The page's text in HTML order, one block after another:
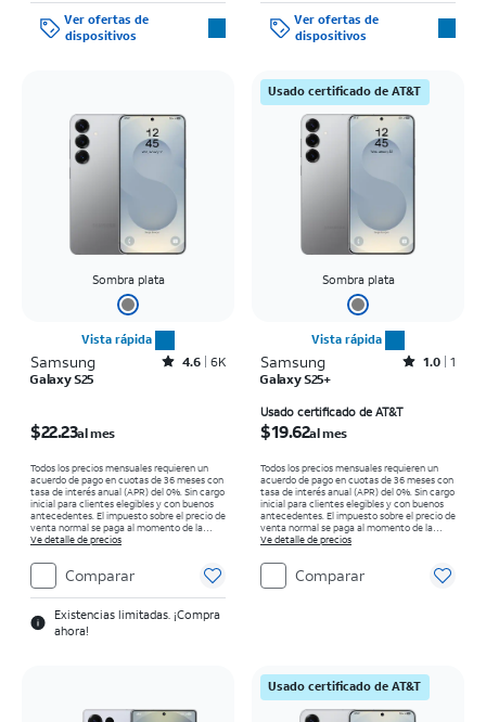
Ver ofertas de
dispositivos
Ver ofertas de
dispositivos
Sombra plata
Vista rápida
Samsung Rated4.6out of 5 stars with6933reviews
4.6 6K
Galaxy S25
$22.23al mes
Todos los precios mensuales requieren un
acuerdo de pago en cuotas de 36 meses con
tasa de interés anual (APR) del 0%. Sin cargo
inicial para clientes elegibles y con buenos
antecedentes. El impuesto sobre el precio de
venta normal se paga al momento de la
compra. Existen restricciones.
Ve detalle de precios
Comparar
Existencias limitadas. ¡Compra
ahora!
Usado certificado de AT&T
Sombra plata
Vista rápida
Samsung Rated1out of 5 stars with1reviews
1.0 1
Galaxy S25+
Usado certificado de AT&T
$19.62al mes
Todos los precios mensuales requieren un
acuerdo de pago en cuotas de 36 meses con
tasa de interés anual (APR) del 0%. Sin cargo
inicial para clientes elegibles y con buenos
antecedentes. El impuesto sobre el precio de
venta normal se paga al momento de la
compra. Existen restricciones.
Ve detalle de precios
Comparar
Usado certificado de AT&T